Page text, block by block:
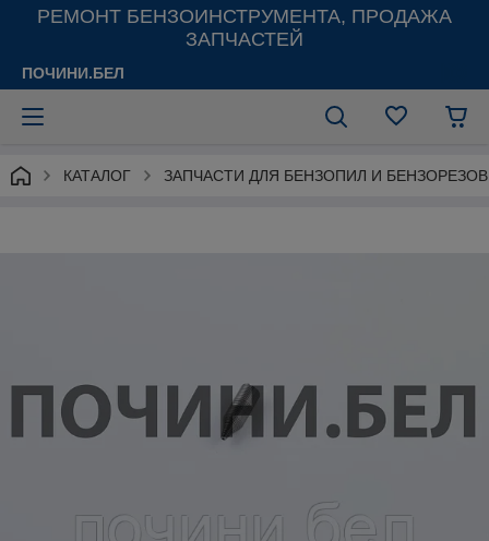
РЕМОНТ БЕНЗОИНСТРУМЕНТА, ПРОДАЖА
ЗАПЧАСТЕЙ
ПОЧИНИ.БЕЛ
КАТАЛОГ ЗАПЧАСТИ ДЛЯ БЕНЗОПИЛ И БЕНЗОРЕЗОВ